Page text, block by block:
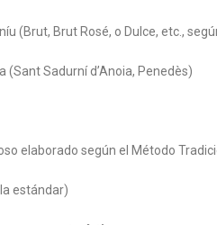
(Brut, Brut Rosé, o Dulce, etc.,
(Sant Sadurní d’Anoia, Penedès)
elaborado según el Método
estándar)